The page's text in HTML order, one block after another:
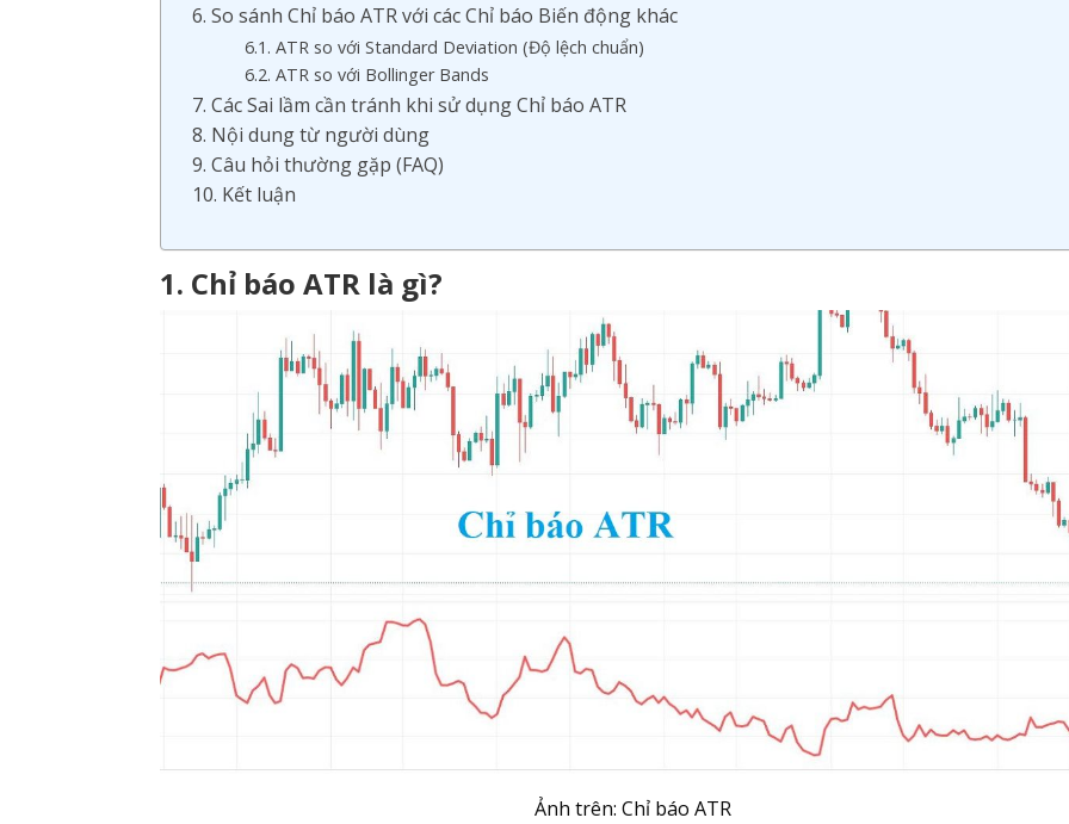
6. So sánh Chỉ báo ATR với các Chỉ báo Biến động khác
6.1. ATR so với Standard Deviation (Độ lệch chuẩn)
6.2. ATR so với Bollinger Bands
7. Các Sai lầm cần tránh khi sử dụng Chỉ báo ATR
8. Nội dung từ người dùng
9. Câu hỏi thường gặp (FAQ)
10. Kết luận
1. Chỉ báo ATR là gì?
Ảnh trên: Chỉ báo ATR